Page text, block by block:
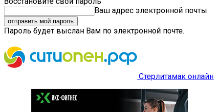
Ваш адрес электронной почты
Пароль будет выслан Вам по электронной почте.
Стерлитамак онлайн